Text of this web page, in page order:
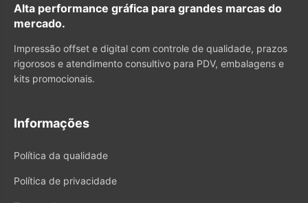
Alta performance gráfica para grandes marcas do
mercado.
Impressão offset e digital com controle de qualidade, prazos
rigorosos e atendimento consultivo para PDV, embalagens e
kits promocionais.
Informações
Política da qualidade
Política de privacidade